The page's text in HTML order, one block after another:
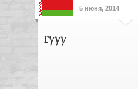
5 июня, 2014
ryyy